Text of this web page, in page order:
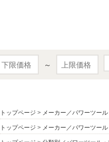
～
トップページ > メーカー／パワーツー
トップページ > メーカー／パワーツー